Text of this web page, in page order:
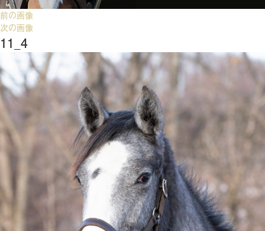
前の画像
次の画像
11_4